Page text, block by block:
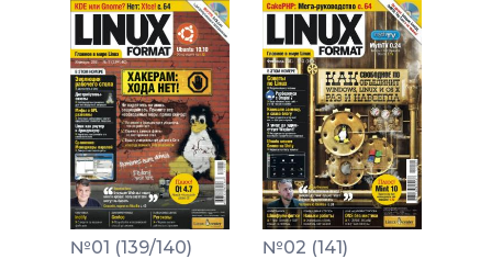
№01 (139/140)
№02 (141)